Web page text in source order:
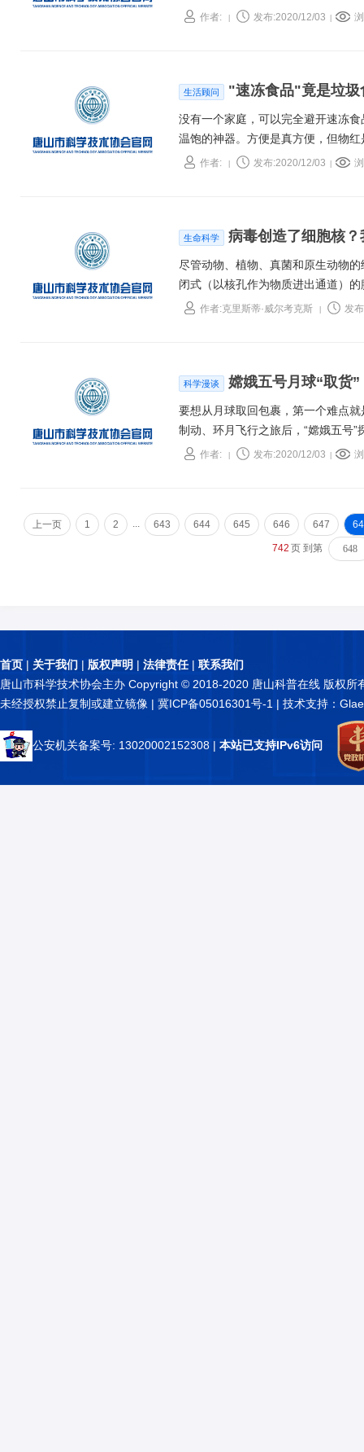
物理过程，这些过程被认为发生在
作者: 发布:2020/12/03
生活顾问 "速冻食品"竟是垃
没有一个家庭，可以完全避开速冻
温饱的神器。方便是真方便，但物
作者: 发布:2020/12/03
生命科学 病毒创造了细胞核
尽管动物、植物、真菌和原生动物
闭式（以核孔作为物质进出通道）
他的细胞器，比如产生能量的线粒
作者:克里斯蒂·威尔考克斯 发
科学漫谈 嫦娥五号月球“取货
要想从月球取回包裹，第一个难点
制动、环月飞行之旅后，“嫦娥五号
减速，此后经过快速调整、接近、
作者: 发布:2020/12/03
上一页 1 2 ... 643 644 645 646 647
742 页 到第
首页 | 关于我们 | 版权声明 | 法律责任| 联系我们
唐山市科学技术协会主办 Copyright © 2018-2020 唐山科普在线 版权所
未经授权禁止复制或建立镜像 | 冀ICP备05016301号-1 | 技术支持：
公安机关备案号: 13020002152308 | 本站已支持IPv6访问